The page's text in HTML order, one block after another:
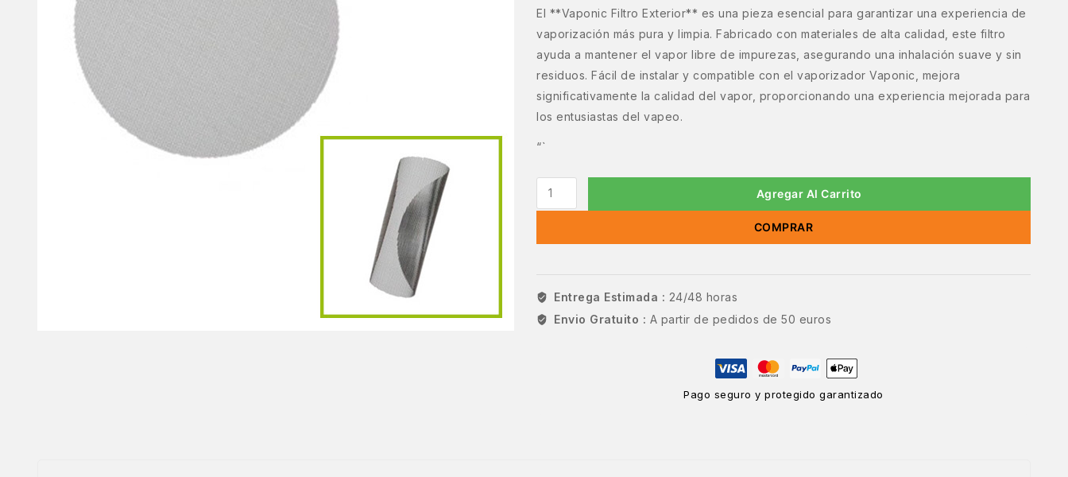
El **Vaponic Filtro Exterior** es una pieza esencial para garantizar una experiencia de
vaporización más pura y limpia. Fabricado con materiales de alta calidad, este filtro
ayuda a mantener el vapor libre de impurezas, asegurando una inhalación suave y sin
residuos. Fácil de instalar y compatible con el vaporizador Vaponic, mejora
significativamente la calidad del vapor, proporcionando una experiencia mejorada para
los entusiastas del vapeo.
“`
Agregar Al Carrito
COMPRAR
Entrega Estimada : 24/48 horas
Envio Gratuito : A partir de pedidos de 50 euros
Pago seguro y protegido garantizado